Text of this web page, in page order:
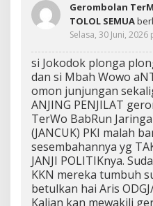
Gerombolan
TOLOL SEMUA
Selasa, 30 Juni, 2026
si Jokodok plonga
dan si Mbah Wowo
omon junjungan
ANJING PENJILAT
TerWo BabRun
(JANCUK) PKI malah
sesembahannya yg
JANJI POLITIKnya.
KKN mereka tumbuh
betulkan hai Aris
Kalian kan mewakili